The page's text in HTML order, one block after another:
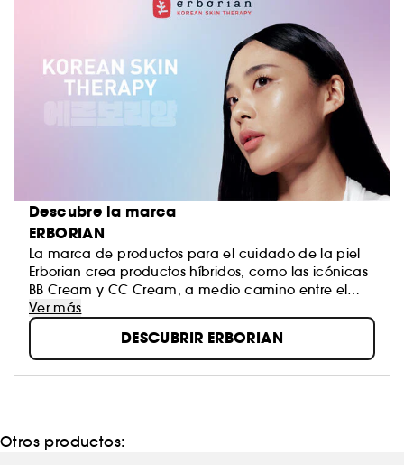
Descubre la marca
ERBORIAN
La marca de productos para el cuidado de la piel
Erborian crea productos híbridos, como las icónicas
BB Cream y CC Cream, a medio camino entre el
cuidado de la piel y el maquillaje.
Estos productos responden a un objetivo preciso de
la marca: hacerte redescubrir tu piel.
¡ES TU PIEL, SIÉNTETE ORGULLOSA DE ELLA!
Ver más
DESCUBRIR ERBORIAN
Otros productos: